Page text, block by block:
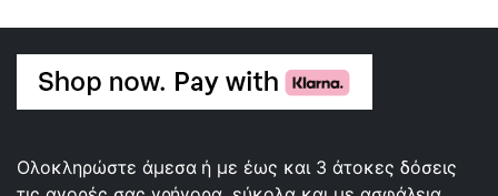
Ολοκληρώστε άμεσα ή με έως και 3 άτοκες δόσεις